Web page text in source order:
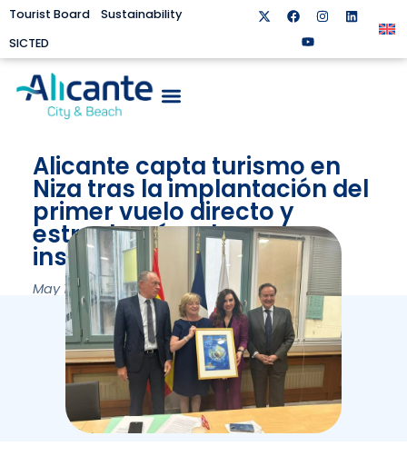
Tourist Board
Sustainability
SICTED
Alicante capta turismo en
Niza tras la implantación del
primer vuelo directo y
estrecha vínculos
institucionales
May 16, 2024